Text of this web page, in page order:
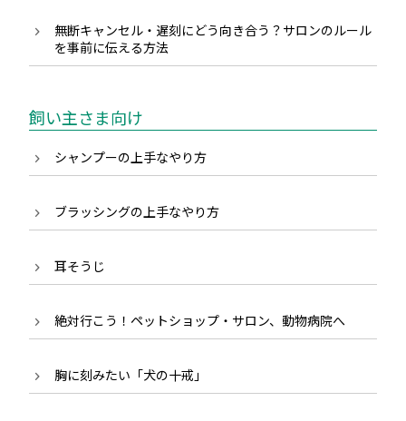
無断キャンセル・遅刻にどう向き合う？サロンのルール
を事前に伝える方法
飼い主さま向け
シャンプーの上手なやり方
ブラッシングの上手なやり方
耳そうじ
絶対行こう！ペットショップ・サロン、動物病院へ
胸に刻みたい「犬の十戒」